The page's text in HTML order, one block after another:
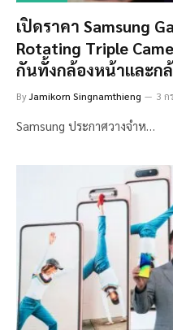
เปิดราคา Samsung
Rotating Triple
กันทั้งกล้องหน้าและก
ByJamikorn Singnamthieng 3 ก
Samsung ประกาศวางจำห…